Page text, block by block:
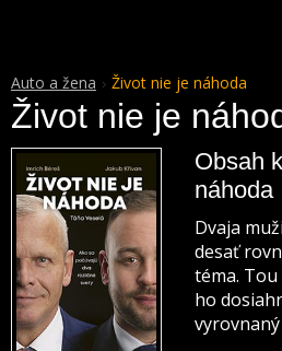
Auto a žena Život nie je náhoda
Život nie je
Obsah
náhoda
Dvaja
desať
téma.
ho